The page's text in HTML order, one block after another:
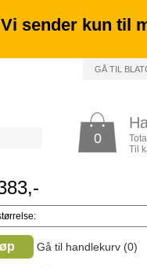
sender kun til
GÅ TIL
0
Til
Gå til handlekurv (0)